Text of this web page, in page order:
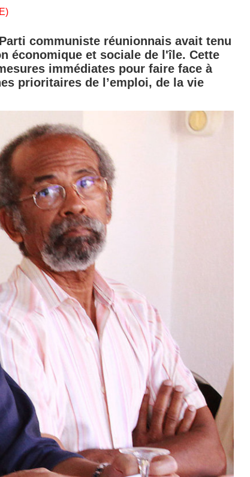
communiste réunionnais avait tenu
économique et sociale de l'île. Cette
immédiates pour faire face à
prioritaires de l’emploi, de la vie